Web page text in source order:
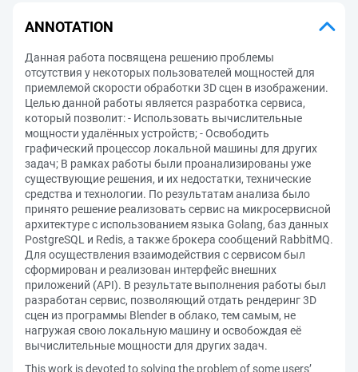
ANNOTATION
Данная работа посвящена решению проблемы
отсутствия у некоторых пользователей мощностей для
приемлемой скорости обработки 3D сцен в изображении.
Целью данной работы является разработка сервиса,
который позволит: - Использовать вычислительные
мощности удалённых устройств; - Освободить
графический процессор локальной машины для других
задач; В рамках работы были проанализированы уже
существующие решения, и их недостатки, технические
средства и технологии. По результатам анализа было
принято решение реализовать сервис на микросервисной
архитектуре с использованием языка Golang, баз данных
PostgreSQL и Redis, а также брокера сообщений RabbitMQ.
Для осуществления взаимодействия с сервисом был
сформирован и реализован интерфейс внешних
приложений (API). В результате выполнения работы был
разработан сервис, позволяющий отдать рендеринг 3D
сцен из программы Blender в облако, тем самым, не
нагружая свою локальную машину и освобождая её
вычислительные мощности для других задач.
This work is devoted to solving the problem of some users’